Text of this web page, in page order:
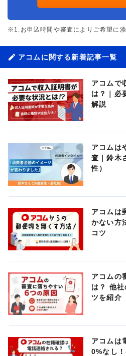
※1.お申込時間や審査によりご希望に添
アコムに関する新着記事一覧
アコムで
は？｜必
解説
アコムは
査｜鈴木
性）
アコムは
かない方
コツ
アコムの
は？ 他社
ツを紹介
アコムは
0%なし